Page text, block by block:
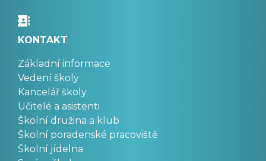
KONTAKT
Základní informace
Vedení školy
Kancelář školy
Učitelé a asistenti
Školní družina a klub
Školní poradenské pracoviště
Školní jídelna